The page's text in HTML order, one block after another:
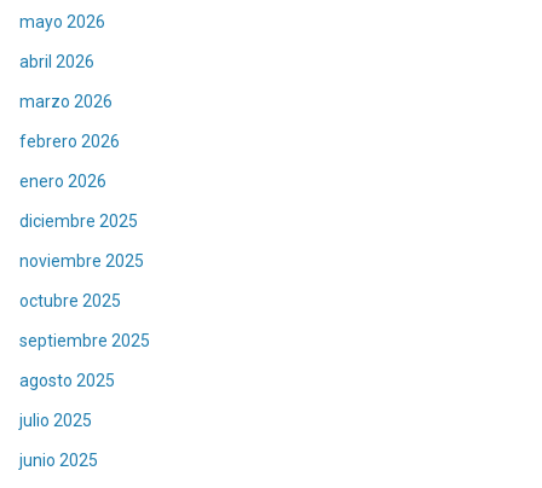
mayo 2026
abril 2026
marzo 2026
febrero 2026
enero 2026
diciembre 2025
noviembre 2025
octubre 2025
septiembre 2025
agosto 2025
julio 2025
junio 2025